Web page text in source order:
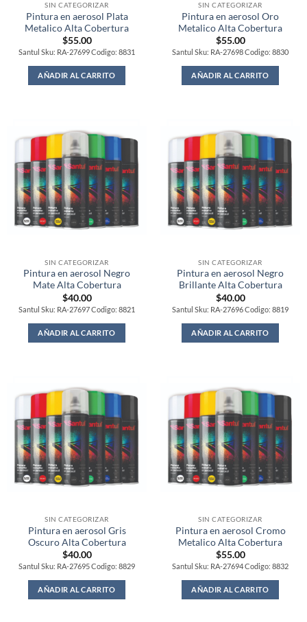
SIN CATEGORIZAR
Pintura en aerosol Plata
Metalico Alta Cobertura
$55.00
Santul Sku: RA-27699 Codigo: 8831
AÑADIR AL CARRITO
SIN CATEGORIZAR
Pintura en aerosol Oro
Metalico Alta Cobertura
$55.00
Santul Sku: RA-27698 Codigo: 8830
AÑADIR AL CARRITO
SIN CATEGORIZAR
Pintura en aerosol Negro
Mate Alta Cobertura
$40.00
Santul Sku: RA-27697 Codigo: 8821
AÑADIR AL CARRITO
SIN CATEGORIZAR
Pintura en aerosol Negro
Brillante Alta Cobertura
$40.00
Santul Sku: RA-27696 Codigo: 8819
AÑADIR AL CARRITO
SIN CATEGORIZAR
Pintura en aerosol Gris
Oscuro Alta Cobertura
$40.00
Santul Sku: RA-27695 Codigo: 8829
AÑADIR AL CARRITO
SIN CATEGORIZAR
Pintura en aerosol Cromo
Metalico Alta Cobertura
$55.00
Santul Sku: RA-27694 Codigo: 8832
AÑADIR AL CARRITO